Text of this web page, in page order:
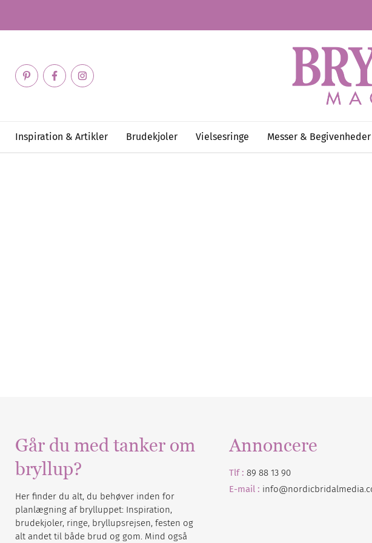
Inspiration & Artikler Brudekjoler Vielsesringe Messer & Begivenheder
Går du med tanker om
bryllup?
Her finder du alt, du behøver inden for
planlægning af brylluppet: Inspiration,
brudekjoler, ringe, bryllupsrejsen, festen og
alt andet til både brud og gom. Mind også
Annoncere
Tlf : 89 88 13 90
E-mail :